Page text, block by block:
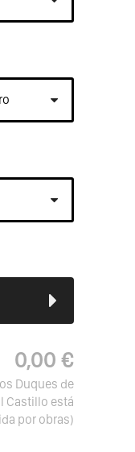
0,00 €
Duques de
Castillo está
por obras)